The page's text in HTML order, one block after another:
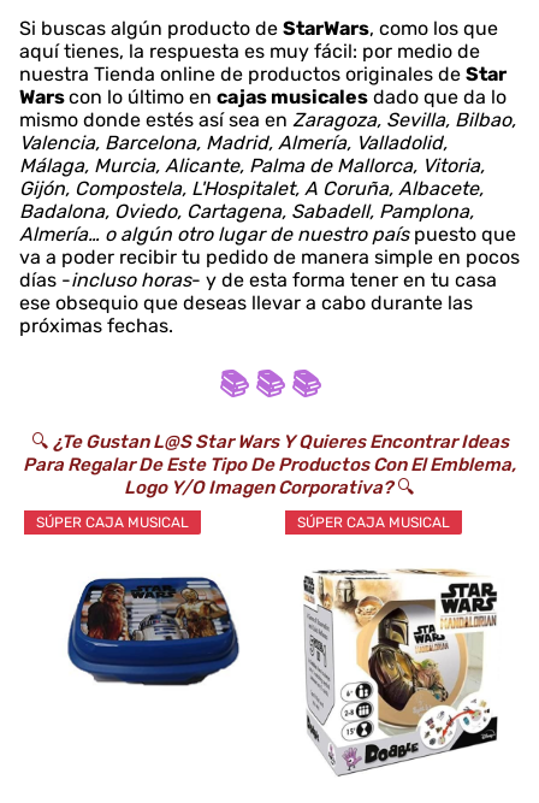
Si buscas algún producto de StarWars, como los que
aquí tienes, la respuesta es muy fácil: por medio de
nuestra Tienda online de productos originales de Star
Warscon lo último en cajas musicales dado que da lo
mismo donde estés así sea en Zaragoza, Sevilla, Bilbao,
Valencia, Barcelona, Madrid, Almería, Valladolid,
Málaga, Murcia, Alicante, Palma de Mallorca, Vitoria,
Gijón, Compostela, L'Hospitalet, A Coruña, Albacete,
Badalona, Oviedo, Cartagena, Sabadell, Pamplona,
Almería… o algún otro lugar de nuestro paíspuesto que
va a poder recibir tu pedido de manera simple en pocos
días -incluso horas- y de esta forma tener en tu casa
ese obsequio que deseas llevar a cabo durante las
próximas fechas.
📚 📚 📚
🔍 ¿Te Gustan L@s Star Wars Y Quieres Encontrar Ideas
Para Regalar De Este Tipo De Productos Con El Emblema,
Logo Y/o Imagen Corporativa?🔍
SÚPER CAJA MUSICAL SÚPER CAJA MUSICAL